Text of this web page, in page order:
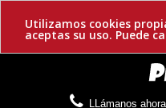
Utilizamos cookies
aceptas su uso. Puede
LLámanos